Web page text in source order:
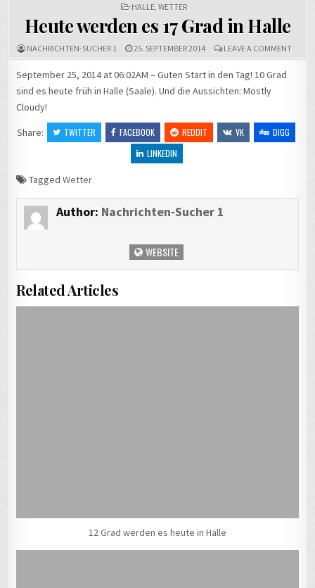
POSTED
HALLE, WETTER
Heute werden es 17 Grad in Halle
NACHRICHTEN-SUCHER 1 25. SEPTEMBER 2014 LEAVE A COMMENTON
HEUTE
HALLE
September 25, 2014 at 06:02AM – Guten Start in den Tag! 10 Grad
sind es heute früh in Halle (Saale). Und die Aussichten: Mostly
Cloudy!
Share:
TWITTER FACEBOOK REDDIT VK
DIGG
LINKEDIN
TaggedWetter
Author: Nachrichten-Sucher 1
WEBSITE
Related Articles
12 Grad werden es heute in Halle